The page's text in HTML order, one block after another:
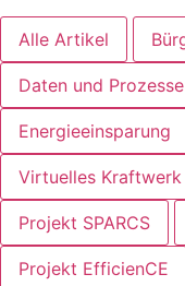
Alle Artikel
Daten und Prozesse
Energieeinsparung
Virtuelles Kraftwerk
Projekt SPARCS
Projekt EfficienCE